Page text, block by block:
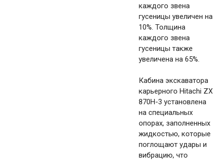
каждого звена
гусеницы увеличен на
10%. Толщина
каждого звена
гусеницы также
увеличена на 65%.
Кабина экскаватора
карьерного Hitachi ZX
870H-3 установлена
на специальных
опорах, заполненных
жидкостью, которые
поглощают удары и
вибрацию, что